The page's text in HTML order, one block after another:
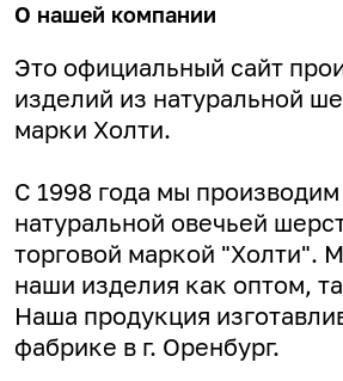
О нашей компании
Это официальный сайт
изделий из натуральной
марки Холти.
С 1998 года мы
натуральной овечьей
торговой маркой "Холти".
наши изделия как оптом,
Наша продукция
фабрике в г. Оренбург.